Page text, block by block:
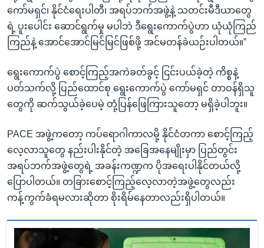
ကော်မရှင်၊ နိုင်ငံရေးပါတီ၊ အရပ်ဘက်အဖွဲ့နဲ့ သတင်းမီဒီယာတွေ
ရဲ့ ပူးပေါင်း ဆောင်ရွက်မှု မပါဘဲ ဒီရွေးကောက်ပွဲဟာ ယုံယုံကြည်
ကြည်နဲ့ အောင်အောင်မြင်မြင်ဖြစ်ဖို့ အင်မတန်ခဲယဉ်းပါတယ်။”
ရွေးကောက်ပွဲ စောင့်ကြည့်အကဲခတ်ခွင့် ငြင်းပယ်ခဲ့တဲ့ ကိစ္စနဲ့
ပတ်သက်လို့ ပြည်ထောင်စု ရွေးကောက်ပွဲ ကော်မရှင် တာဝန်ရှိသူ
တွေကို ဆက်သွယ်ခဲ့ပေမဲ့ တုံ့ပြန်ဖြေကြားသူတော့ မရှိခဲ့ပါဘူး။
PACE အဖွဲ့ကတော့ ကပ်ရောဂါကာလမို့ နိုင်ငံတကာ စောင့်ကြည့်
လေ့လာသူတွေ နည်းပါးနိုင်တဲ့ အခြေအနေမျိုးမှာ ပြည်တွင်း
အရပ်ဘက်အဖွဲ့တွေရဲ့ အခန်းကဏ္ဍက ပိုအရေးပါနိုင်တယ်လို့
ပြောပါတယ်။ တခြားစောင့်ကြည့်လေ့လာတဲ့အဖွဲ့တွေလည်း
ကန့်ကွက်ခံရမလားဆိုတာ စိုးရိမ်နေတာလည်းရှိပါတယ်။